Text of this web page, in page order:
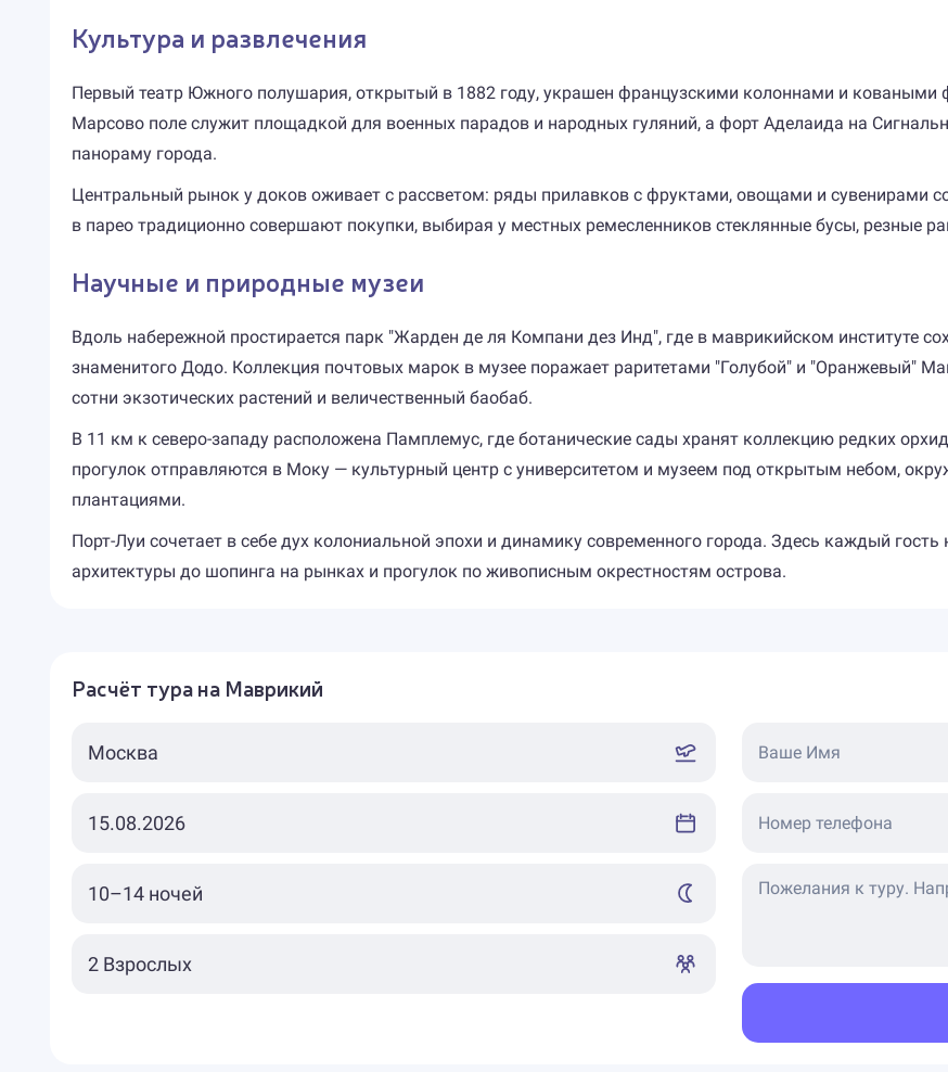
Культура и развлечения
Первый театр Южного полушария, открытый в 1882 году, украшен французскими колоннами и
Марсово поле служит площадкой для военных парадов и народных гуляний, а форт Аделаида на
панораму города.
Центральный рынок у доков оживает с рассветом: ряды прилавков с фруктами, овощами и сувенирами
в парео традиционно совершают покупки, выбирая у местных ремесленников стеклянные бусы, резные
Научные и природные музеи
Вдоль набережной простирается парк "Жарден де ля Компани дез Инд", где в маврикийском институте
знаменитого Додо. Коллекция почтовых марок в музее поражает раритетами "Голубой" и "Оранжевый"
сотни экзотических растений и величественный баобаб.
В 11 км к северо-западу расположена Памплемус, где ботанические сады хранят коллекцию редких
прогулок отправляются в Моку — культурный центр с университетом и музеем под открытым небом,
плантациями.
Порт-Луи сочетает в себе дух колониальной эпохи и динамику современного города. Здесь каждый гость
архитектуры до шопинга на рынках и прогулок по живописным окрестностям острова.
Расчёт тура на Маврикий
Ваше Имя
Номер телефона